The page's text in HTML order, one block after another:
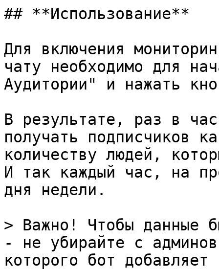
## **Использование**
Для включения
чату необходимо для
Аудитории" и нажать
В результате, раз в
получать подписчиков
количеству людей,
И так каждый час, на
дня недели.
> Важно! Чтобы данные
- не убирайте с
которого бот